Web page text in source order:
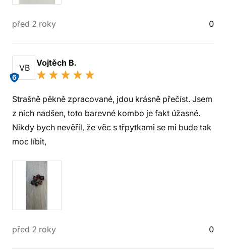
před 2 roky 0
VB
6
Vojtěch B.
Strašně pěkně zpracované, jdou krásně přečíst. Jsem
z nich nadšen, toto barevné kombo je fakt úžasné.
Nikdy bych nevěřil, že věc s třpytkami se mi bude tak
moc líbit,
před 2 roky 0